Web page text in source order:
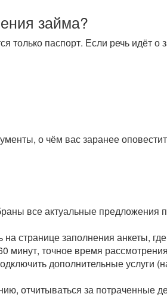
займа?
только паспорт. Если речь идёт
о чём вас заранее
все актуальные
на странице заполнения анкеты,
минут, точное время
дополнительные услуги
отчитываться за потраченные